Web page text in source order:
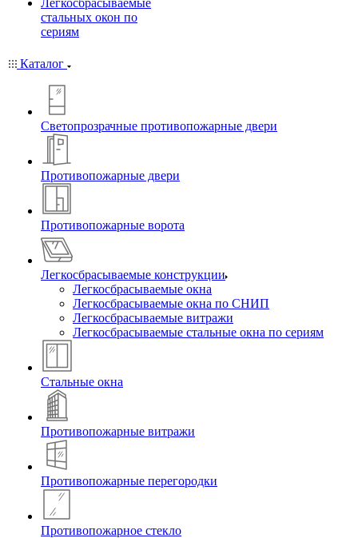
Легкосбрасываемые
стальных окон по
сериям
Каталог
Светопрозрачные противопожарные двери
Противопожарные двери
Противопожарные ворота
Легкосбрасываемые конструкции
Легкосбрасываемые окна
Легкосбрасываемые окна по СНИП
Легкосбрасываемые витражи
Легкосбрасываемые стальные окна по сериям
Стальные окна
Противопожарные витражи
Противопожарные перегородки
Противопожарное стекло